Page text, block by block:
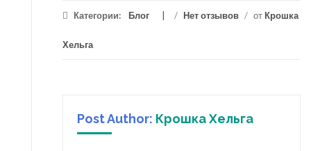
Категории: Блог / Нет отзывов / от Крошка
Хельга
Post Author: Крошка Хельга